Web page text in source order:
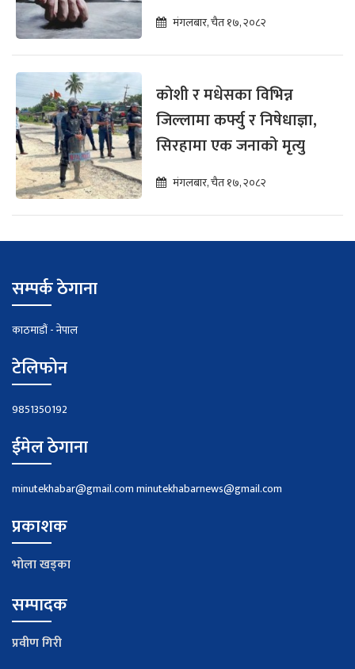
मंगलबार, चैत १७, २०८२
कोशी र मधेसका विभिन्न
जिल्लामा कर्फ्यु र निषेधाज्ञा,
सिरहामा एक जनाको मृत्यु
मंगलबार, चैत १७, २०८२
सम्पर्क ठेगाना
काठमाडौं - नेपाल
टेलिफोन
9851350192
ईमेल ठेगाना
minutekhabar@gmail.comminutekhabarnews@gmail.com
प्रकाशक
भाेला खड्का
सम्पादक
प्रवीण गिरी